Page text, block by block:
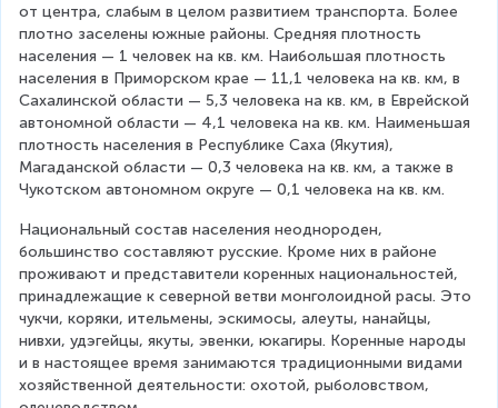
от центра, слабым в целом развитием транспорта. Более
плотно заселены южные районы. Средняя плотность
населения — 1 человек на кв. км. Наибольшая плотность
населения в Приморском крае — 11,1 человека на кв. км, в
Сахалинской области — 5,3 человека на кв. км, в Еврейской
автономной области — 4,1 человека на кв. км. Наименьшая
плотность населения в Республике Саха (Якутия),
Магаданской области — 0,3 человека на кв. км, а также в
Чукотском автономном округе — 0,1 человека на кв. км.
Национальный состав населения неоднороден,
большинство составляют русские. Кроме них в районе
проживают и представители коренных национальностей,
принадлежащие к северной ветви монголоидной расы. Это
чукчи, коряки, ительмены, эскимосы, алеуты, нанайцы,
нивхи, удэгейцы, якуты, эвенки, юкагиры. Коренные народы
и в настоящее время занимаются традиционными видами
хозяйственной деятельности: охотой, рыболовством,